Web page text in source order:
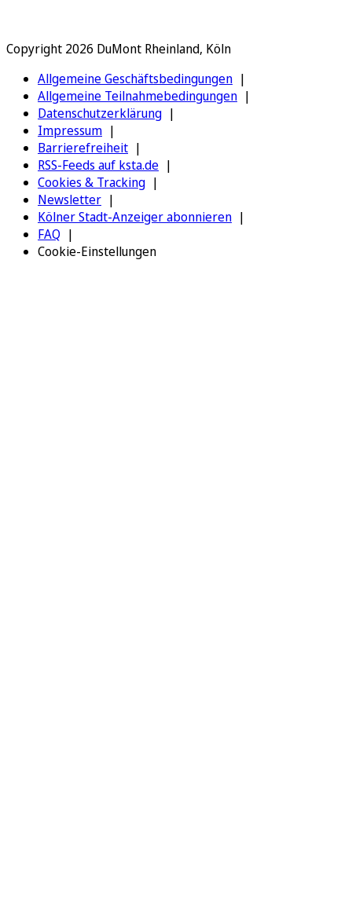
Copyright 2026 DuMont Rheinland, Köln
Allgemeine Geschäftsbedingungen
Allgemeine Teilnahmebedingungen
Datenschutzerklärung
Impressum
Barrierefreiheit
RSS-Feeds auf ksta.de
Cookies & Tracking
Newsletter
Kölner Stadt-Anzeiger abonnieren
FAQ
Cookie-Einstellungen